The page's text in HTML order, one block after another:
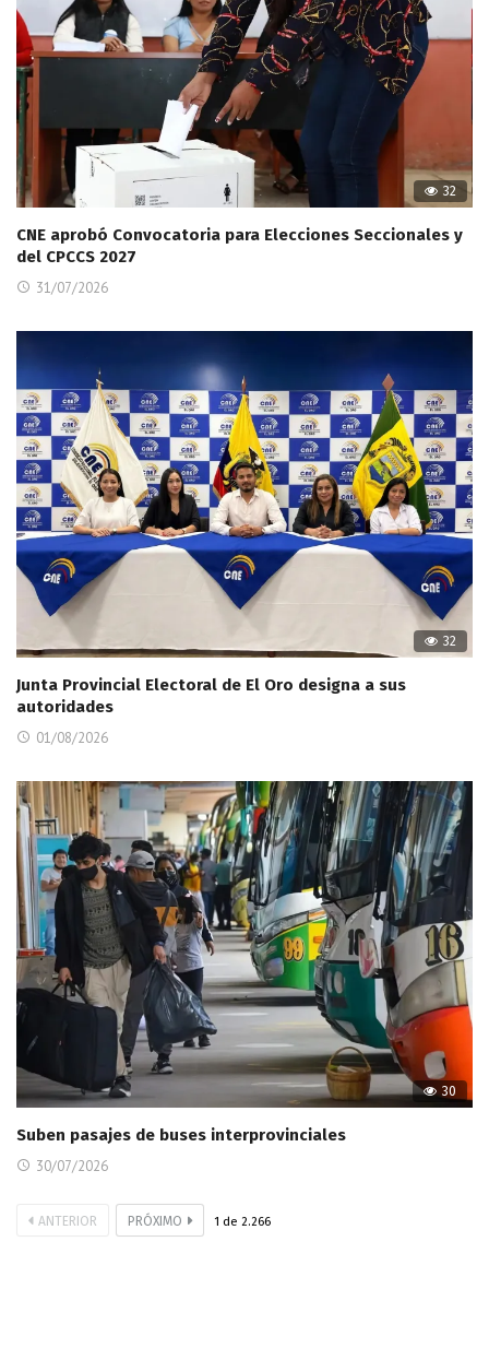
32
CNE aprobó Convocatoria para Elecciones Seccionales y
del CPCCS 2027
31/07/2026
32
Junta Provincial Electoral de El Oro designa a sus
autoridades
01/08/2026
30
Suben pasajes de buses interprovinciales
30/07/2026
ANTERIOR PRÓXIMO 1 de 2.266